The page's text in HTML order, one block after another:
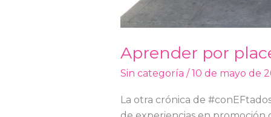
Aprender por
Sin categoría /10 de mayo de
La otra crónica de